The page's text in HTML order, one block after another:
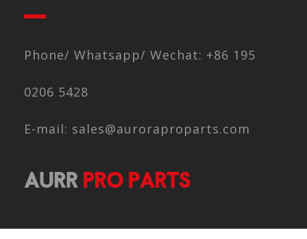
Phone/ Whatsapp/ Wechat: +86 195
0206 5428
E-mail: sales@auroraproparts.com